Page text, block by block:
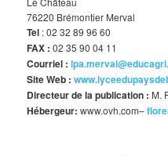
76220 Brémontier Merval
Tel : 02 32 89 96 60
FAX : 02 35 90 04 11
Courriel :
Site Web :
Directeur de la publication : M.
Hébergeur:www.ovh.com–